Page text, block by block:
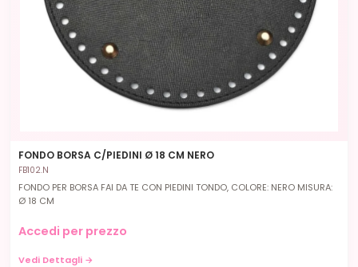
FONDO BORSA C/PIEDINI Ø 18 CM NERO
FB102.N
FONDO PER BORSA FAI DA TE CON PIEDINI TONDO, COLORE: NERO MISURA:
Ø 18 CM
Accedi per prezzo
Vedi Dettagli →